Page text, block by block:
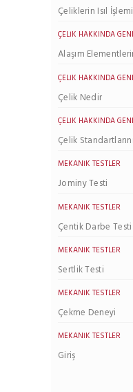
Çeliklerin Isıl İşlemi
ÇELIK HAKKINDA
Alaşım
ÇELIK HAKKINDA
Çelik Nedir
ÇELIK HAKKINDA
Çelik
MEKANIK TESTLER
Jominy Testi
MEKANIK TESTLER
Çentik Darbe Testi
MEKANIK TESTLER
Sertlik Testi
MEKANIK TESTLER
Çekme Deneyi
MEKANIK TESTLER
Giriş